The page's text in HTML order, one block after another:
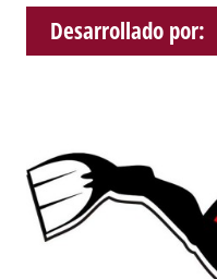
Desarrollado por: